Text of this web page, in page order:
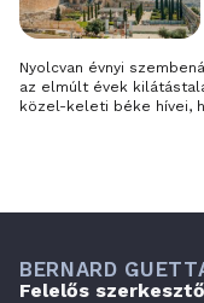
Nyolcvan évnyi
az elmúlt évek
közel-keleti béke hívei,
BERNARD
Felelős